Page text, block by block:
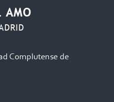
AMO
Complutense de